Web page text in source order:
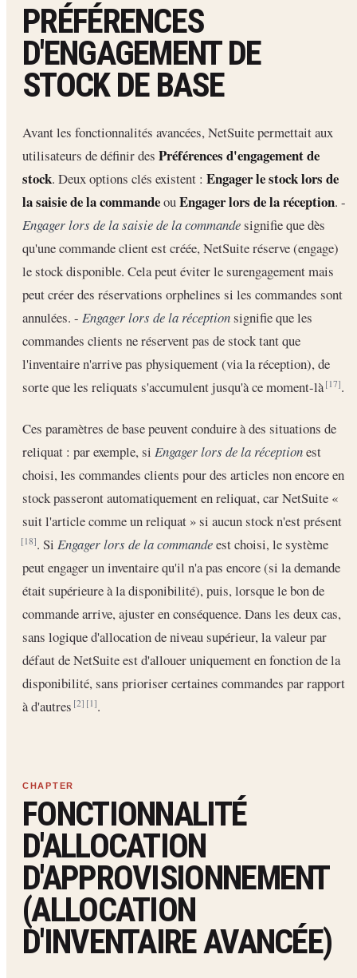
PRÉFÉRENCES
D'ENGAGEMENT DE
STOCK DE BASE
Avant les fonctionnalités avancées, NetSuite permettait aux
utilisateurs de définir des Préférences d'engagement de
stock. Deux options clés existent : Engager le stock lors de
la saisie de la commandeouEngager lors de la réception. -
Engager lors de la saisie de la commandesignifie que dès
qu'une commande client est créée, NetSuite réserve (engage)
le stock disponible. Cela peut éviter le surengagement mais
peut créer des réservations orphelines si les commandes sont
annulées. - Engager lors de la réceptionsignifie que les
commandes clients ne réservent pas de stock tant que
l'inventaire n'arrive pas physiquement (via la réception), de
sorte que les reliquats s'accumulent jusqu'à ce moment-là[17].
Ces paramètres de base peuvent conduire à des situations de
reliquat : par exemple, si Engager lors de la réceptionest
choisi, les commandes clients pour des articles non encore en
stock passeront automatiquement en reliquat, car NetSuite «
suit l'article comme un reliquat » si aucun stock n'est présent
[18]. Si Engager lors de la commandeest choisi, le système
peut engager un inventaire qu'il n'a pas encore (si la demande
était supérieure à la disponibilité), puis, lorsque le bon de
commande arrive, ajuster en conséquence. Dans les deux cas,
sans logique d'allocation de niveau supérieur, la valeur par
défaut de NetSuite est d'allouer uniquement en fonction de la
disponibilité, sans prioriser certaines commandes par rapport
à d'autres[2] [1].
FONCTIONNALITÉ
D'ALLOCATION
D'APPROVISIONNEMENT
(ALLOCATION
D'INVENTAIRE AVANCÉE)